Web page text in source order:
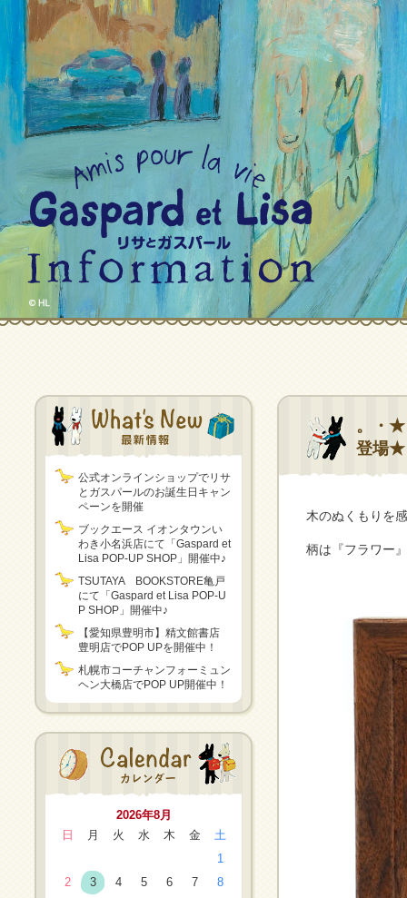
公式オンラインショップでリサ
とガスパールのお誕生日キャン
ペーンを開催
ブックエース イオンタウンい
わき小名浜店にて「Gaspard et
Lisa POP-UP SHOP」開催中♪
TSUTAYA BOOKSTORE亀戸
にて「Gaspard et Lisa POP-U
P SHOP」開催中♪
【愛知県豊明市】精文館書店
豊明店でPOP UPを開催中！
札幌市コーチャンフォーミュン
ヘン大橋店でPOP UP開催中！
2026年8月
日
月 火 水 木 金
土
1
2
3 4 5 6 7
8
。・★
登場★
木のぬくもりを
柄は『フラワー